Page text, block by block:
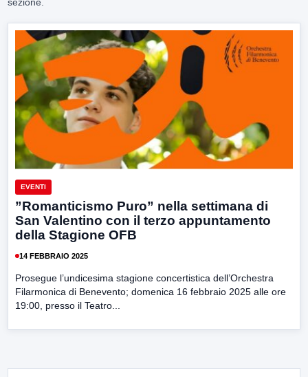
EVENTI
”Romanticismo Puro” nella settimana di
San Valentino con il terzo appuntamento
della Stagione OFB
14 FEBBRAIO 2025
Prosegue l’undicesima stagione concertistica dell’Orchestra
Filarmonica di Benevento; domenica 16 febbraio 2025 alle ore
19:00, presso il Teatro...